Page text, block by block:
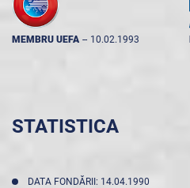
MEMBRU UEFA -- 10.02.1993
STATISTICA
DATA FONDĂRII: 14.04.1990